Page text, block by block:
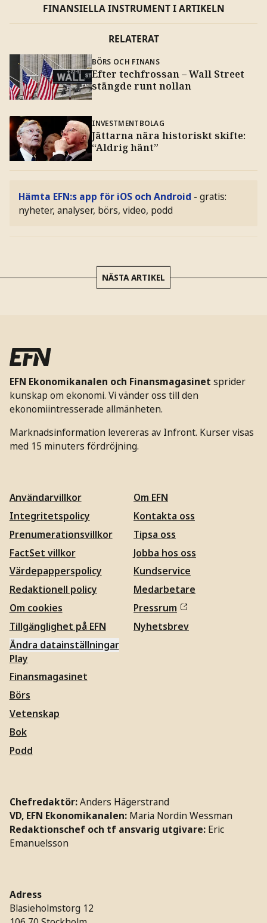
FINANSIELLA INSTRUMENT I ARTIKELN
RELATERAT
BÖRS OCH FINANS
Efter techfrossan – Wall Street
stängde runt nollan
INVESTMENTBOLAG
Jättarna nära historiskt skifte:
“Aldrig hänt”
Hämta EFN:s app för iOS och Android - gratis:
nyheter, analyser, börs, video, podd
NÄSTA ARTIKEL
EFN Ekonomikanalen och Finansmagasinet sprider
kunskap om ekonomi. Vi vänder oss till den
ekonomiintresserade allmänheten.
Marknadsinformation levereras av Infront. Kurser visas
med 15 minuters fördröjning.
Användarvillkor
Integritetspolicy
Prenumerationsvillkor
FactSet villkor
Värdepapperspolicy
Redaktionell policy
Om cookies
Tillgänglighet på EFN
Ändra datainställningar
Om EFN
Kontakta oss
Tipsa oss
Jobba hos oss
Kundservice
Medarbetare
Pressrum
Nyhetsbrev
Play
Finansmagasinet
Börs
Vetenskap
Bok
Podd
Chefredaktör:Anders Hägerstrand
VD, EFN Ekonomikanalen: Maria Nordin Wessman
Redaktionschef och tf ansvarig utgivare: Eric
Emanuelsson
Adress
Blasieholmstorg 12